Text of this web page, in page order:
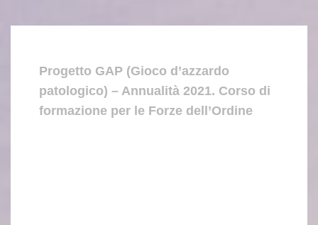
Progetto GAP (Gioco d’azzardo
patologico) – Annualità 2021. Corso di
formazione per le Forze dell’Ordine